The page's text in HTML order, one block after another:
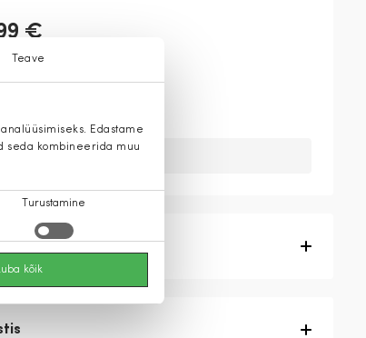
Teave
Edastame
seda kombineerida muu
Turustamine
kõik
€